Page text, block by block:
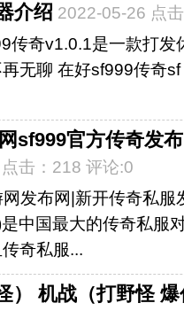
介绍 2022-05-26 点
传奇v1.0.1是一款打发
无聊 在好sf999传奇
sf999官方传奇发
击：218 评论:0
发布网|新开传奇私服
中国最大的传奇私服
奇私服...
） 机战（打野怪